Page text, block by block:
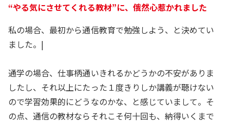
“やる気にさせてくれる教材”に、俄然心惹かれました
私の場合、最初から通信教育で勉強しよう、と決めてい
ました。|
通学の場合、仕事柄通いきれるかどうかの不安がありま
したし、それ以上にたった１度きりしか講義が聴けない
ので学習効果的にどうなのかな、と感じていまして。そ
の点、通信の教材ならそれこそ何十回も、納得いくまで